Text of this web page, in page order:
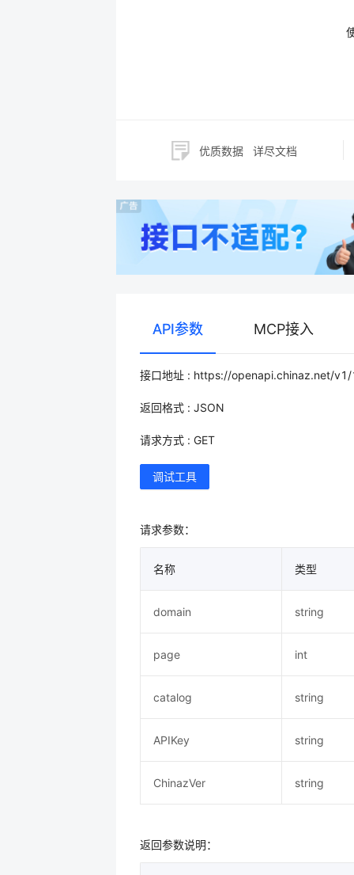
优质数据 详尽文档
API参数 MCP接入
接口地址 : https://openapi.chinaz.net/
返回格式 : JSON
请求方式 : GET
调试工具
请求参数：
名称 类型
domain string
page int
catalog string
APIKey string
ChinazVer string
返回参数说明：